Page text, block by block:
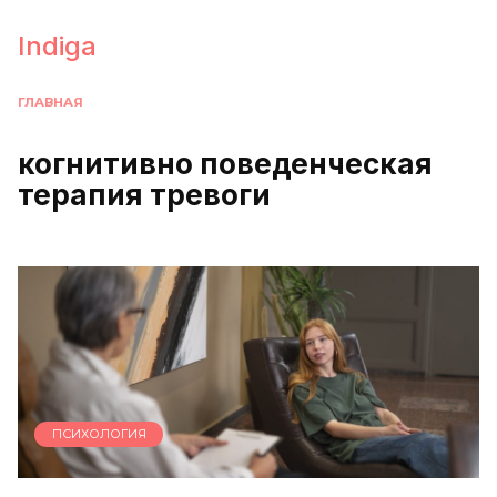
содержанию
Indiga
ГЛАВНАЯ
когнитивно поведенческая
терапия тревоги
ПСИХОЛОГИЯ